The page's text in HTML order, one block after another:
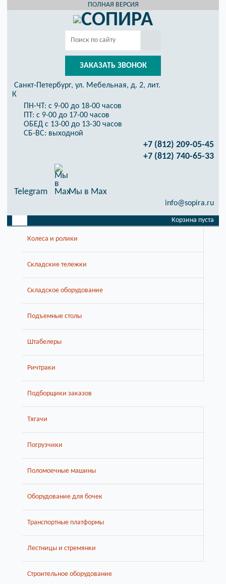
ПОЛНАЯ ВЕРСИЯ
ЗАКАЗАТЬ ЗВОНОК
Санкт-Петербург, ул. Мебельная, д. 2, лит.
К
ПН-ЧТ: с 9-00 до 18-00 часов
ПТ: с 9-00 до 17-00 часов
ОБЕД с 13-00 до 13-30 часов
СБ-ВС: выходной
+7 (812) 209-05-45
+7 (812) 740-65-33
Telegram Мы в Max
info@sopira.ru
Корзина пуста
Колеса и ролики
Складские тележки
Складское оборудование
Подъемные столы
Штабелеры
Ричтраки
Подборщики заказов
Тягачи
Погрузчики
Поломоечные машины
Оборудование для бочек
Транспортные платформы
Лестницы и стремянки
Строительное оборудование